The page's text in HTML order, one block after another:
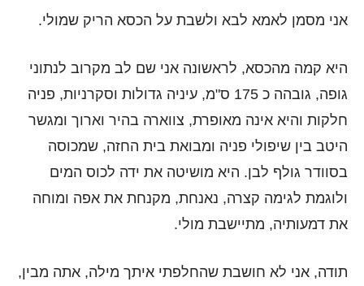
אני מסמן לאמא לבא ולשבת על הכסא הריק שמולי.
היא קמה מהכסא, לראשונה אני שם לב מקרוב לנתוני
גופה, גובהה כ 175 ס"מ, עיניה גדולות וסקרניות, פניה
חלקות והיא אינה מאופרת, צווארה בהיר וארוך ומגשר
היטב בין שיפולי פניה ומבואת בית החזה, שמכוסה
בסוודר גולף לבן. היא מושיטה את ידה לכוס המים
ולוגמת לגימה קצרה, נאנחת, מקנחת את אפה ומוחה
את דמעותיה, מתיישבת מולי.
תודה, אני לא חושבת שהחלפתי איתך מילה, אתה מבין,